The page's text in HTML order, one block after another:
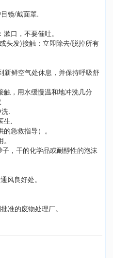
镜/戴面罩.
口，不要催吐。
头发)接触：立即除去/脱掉所有
新鲜空气处休息，并保持呼吸舒
触，用水缓慢温和地冲洗几分
.
生.
急救指导）。
，干的化学品或耐醇性的泡沫
风良好处。
准的废物处理厂。